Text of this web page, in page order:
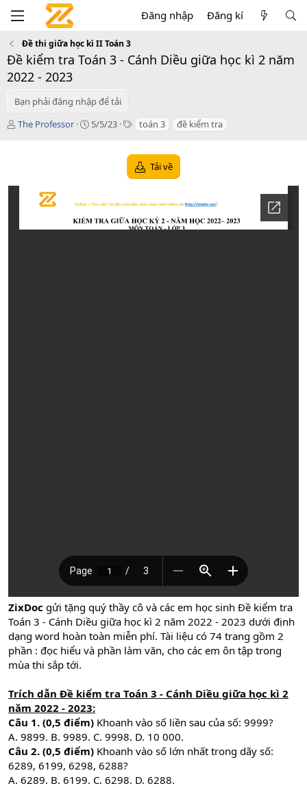
Đăng nhập Đăng kí
Đề thi giữa học kì II Toán 3
Đề kiểm tra Toán 3 - Cánh Diều giữa học kì 2 năm
2022 - 2023
Bạn phải đăng nhập để tải
T
ả
The Professor
C
n
d
5/5/23
T toán 3 đề kiểm tra
Tải về
ZixDoc gửi tặng quý thầy cô và các em học sinh Đề kiểm tra
Toán 3 - Cánh Diều giữa học kì 2 năm 2022 - 2023 dưới định
dạng word hoàn toàn miễn phí. Tài liệu có 74 trang gồm 2
phần : đọc hiểu và phần làm văn, cho các em ôn tập trong
mùa thi sắp tới.
Trích dẫn Đề kiểm tra Toán 3 - Cánh Diều giữa học kì 2
năm 2022 - 2023:
Câu 1. (0,5 điểm) Khoanh vào số liền sau của số: 9999?
A. 9899. B. 9989. C. 9998. D. 10 000.
Câu 2. (0,5 điểm) Khoanh vào số lớn nhất trong dãy số:
6289, 6199, 6298, 6288?
A. 6289. B. 6199. C. 6298. D. 6288.